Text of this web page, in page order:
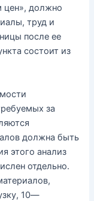
цен»,должно
,труд и
после ее
состоит из
за
должна быть
этого анализ
отдельно.
,
, 10—